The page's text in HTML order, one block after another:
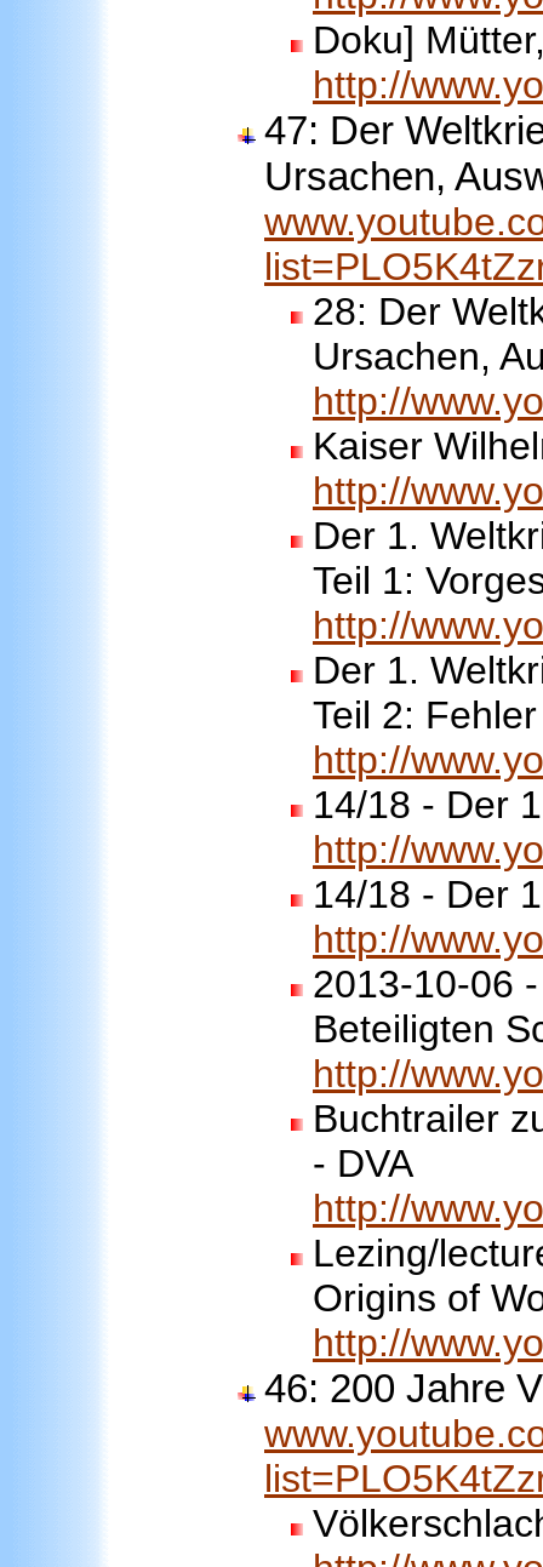
Doku]
http://
47: Der
Ursachen,
28: Der
Ursachen,
http://
Kaiser
http://
Der 1.
Teil 1:
http://
Der 1.
Teil 2:
http://
14/18 - Der
http://
14/18 - Der
http://
2013-10-06
Beteiligten
http://
Buchtrailer
- DVA
http://
Lezing/
Origins of
http://
46: 200 Jahre